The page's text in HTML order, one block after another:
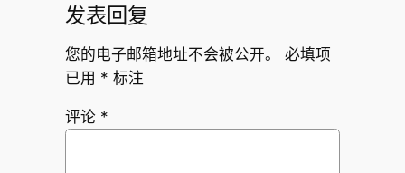
发表回复
您的电子邮箱地址不会被公开。
必填项
已用 * 标注
评论 *